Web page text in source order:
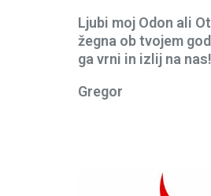
Ljubi moj Odon ali
žegna ob tvojem
ga vrni in izlij na nas!
Gregor